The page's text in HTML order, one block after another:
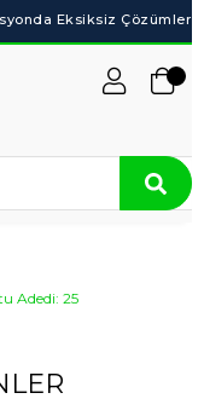
Adedi: 25